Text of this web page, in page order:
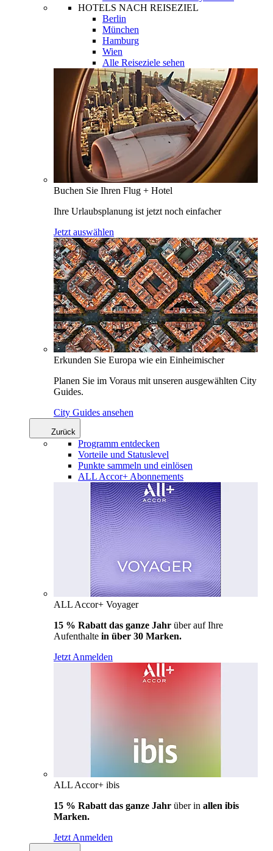
HOTELS NACH REISEZIEL
Berlin
München
Hamburg
Wien
Alle Reiseziele sehen
Buchen Sie Ihren Flug + Hotel
Ihre Urlaubsplanung ist jetzt noch einfacher
Jetzt auswählen
Erkunden Sie Europa wie ein Einheimischer
Planen Sie im Voraus mit unseren ausgewählten City
Guides.
City Guides ansehen
Zurück
Programm entdecken
Vorteile und Statuslevel
Punkte sammeln und einlösen
ALL Accor+ Abonnements
ALL Accor+ Voyager
15 % Rabatt das ganze Jahr über auf Ihre
Aufenthalte in über 30 Marken.
Jetzt Anmelden
ALL Accor+ ibis
15 % Rabatt das ganze Jahr über in allen ibis
Marken.
Jetzt Anmelden